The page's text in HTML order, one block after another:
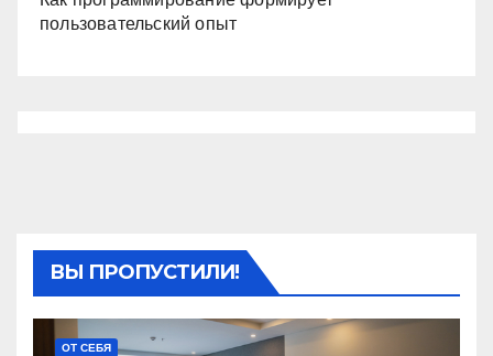
пользовательский опыт
ВЫ ПРОПУСТИЛИ!
ОТ СЕБЯ